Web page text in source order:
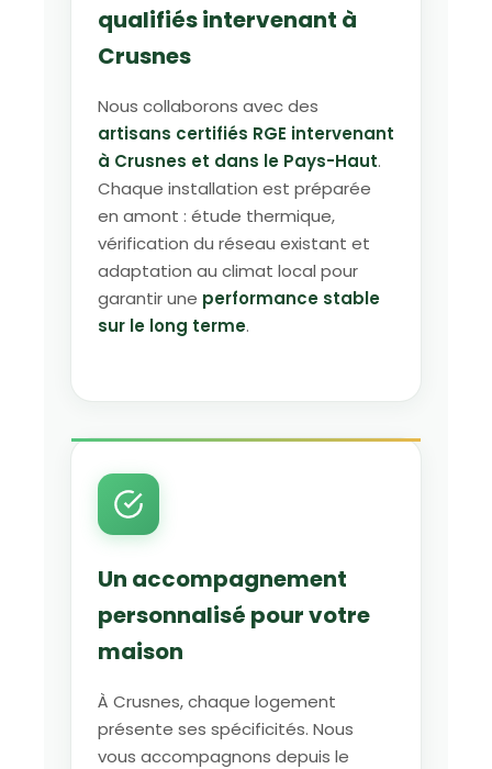
qualifiés intervenant à
Crusnes
Nous collaborons avec des
artisans certifiés RGE intervenant
à Crusnes et dans le Pays-Haut.
Chaque installation est préparée
en amont : étude thermique,
vérification du réseau existant et
adaptation au climat local pour
garantir une performance stable
sur le long terme.
Un accompagnement
personnalisé pour votre
maison
À Crusnes, chaque logement
présente ses spécificités. Nous
vous accompagnons depuis le